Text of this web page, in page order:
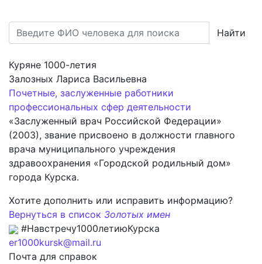
Найти
Куряне 1000-летия
Залозных Лариса Васильевна
Почетные, заслуженные работники
профессиональных сфер деятельности
«Заслуженный врач Российской Федерации»
(2003), звание присвоено в должности главного
врача муниципального учреждения
здравоохранения «Городской родильный дом»
города Курска.
Хотите дополнить или исправить информацию?
Вернуться в список Золотых имен
#Навстречу1000летиюКурска
er1000kursk@mail.ru
Почта для справок